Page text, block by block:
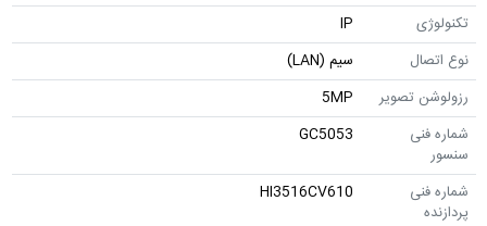
تکنولوژی
IP
نوع اتصال
سیم (LAN)
رزولوشن تصویر
5MP
شماره فنی
سنسور
GC5053
شماره فنی
پردازنده
HI3516CV610